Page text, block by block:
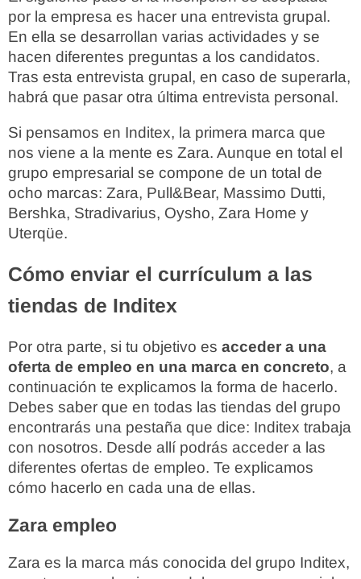
por la empresa es hacer una entrevista grupal.
En ella se desarrollan varias actividades y se
hacen diferentes preguntas a los candidatos.
Tras esta entrevista grupal, en caso de superarla,
habrá que pasar otra última entrevista personal.
Si pensamos en Inditex, la primera marca que
nos viene a la mente es Zara. Aunque en total el
grupo empresarial se compone de un total de
ocho marcas: Zara, Pull&Bear, Massimo Dutti,
Bershka, Stradivarius, Oysho, Zara Home y
Uterqüe.
Cómo enviar el currículum a las
tiendas de Inditex
Por otra parte, si tu objetivo es acceder a una
oferta de empleo en una marca en concreto, a
continuación te explicamos la forma de hacerlo.
Debes saber que en todas las tiendas del grupo
encontrarás una pestaña que dice: Inditex trabaja
con nosotros. Desde allí podrás acceder a las
diferentes ofertas de empleo. Te explicamos
cómo hacerlo en cada una de ellas.
Zara empleo
Zara es la marca más conocida del grupo Inditex,